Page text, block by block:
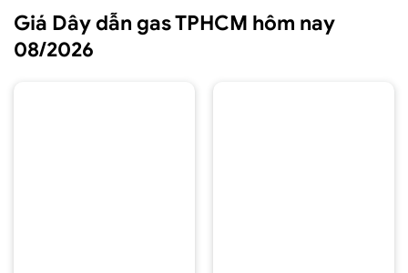
Giá Dây dẫn gas TPHCM hôm nay
08/2026